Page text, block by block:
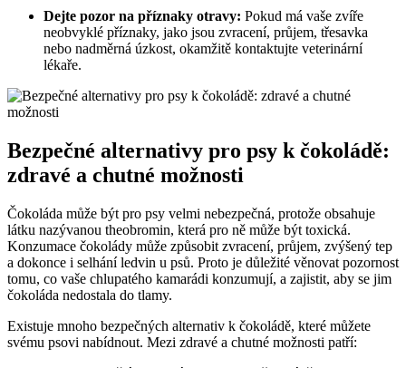
Dejte pozor na příznaky otravy: Pokud má vaše zvíře
neobvyklé příznaky, jako jsou zvracení, průjem, třesavka
nebo nadměrná úzkost, okamžitě kontaktujte veterinární
lékaře.
Bezpečné alternativy pro psy k čokoládě:
zdravé a chutné možnosti
Čokoláda může být pro psy velmi nebezpečná, protože obsahuje
látku nazývanou theobromin, která pro ně může být toxická.
Konzumace čokolády může způsobit zvracení, průjem, zvýšený tep
a dokonce i selhání ledvin u psů. Proto je důležité věnovat pozornost
tomu, co vaše chlupatého kamarádi konzumují, a zajistit, aby se jim
čokoláda nedostala do tlamy.
Existuje mnoho bezpečných alternativ k čokoládě, které můžete
svému psovi nabídnout. Mezi zdravé a chutné možnosti patří: